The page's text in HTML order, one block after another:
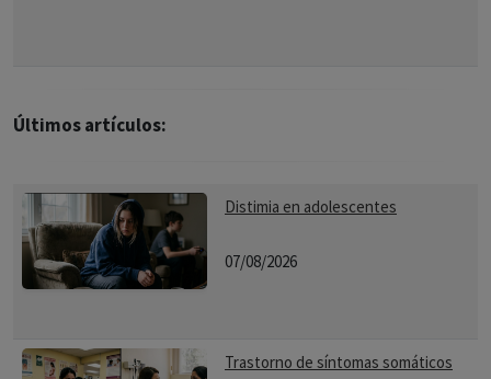
Últimos artículos:
Distimia en adolescentes
07/08/2026
Trastorno de síntomas somáticos